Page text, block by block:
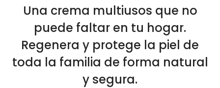
Una crema multiusos que no
puede faltar en tu hogar.
Regenera y protege la piel de
toda la familia de forma natural
y segura.